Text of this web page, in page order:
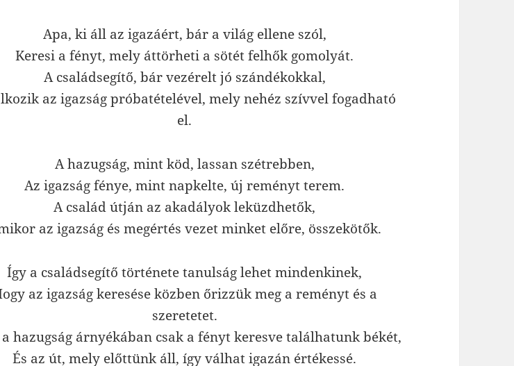
Apa, ki áll az igazáért, bár a világ ellene szól,
Keresi a fényt, mely áttörheti a sötét felhők gomolyát.
A családsegítő, bár vezérelt jó szándékokkal,
az igazság próbatételével, mely nehéz szívvel fogadható
el.
A hazugság, mint köd, lassan szétrebben,
Az igazság fénye, mint napkelte, új reményt terem.
A család útján az akadályok leküzdhetők,
az igazság és megértés vezet minket előre, összekötők.
Így a családsegítő története tanulság lehet mindenkinek,
az igazság keresése közben őrizzük meg a reményt és a
szeretetet.
hazugság árnyékában csak a fényt keresve találhatunk békét,
És az út, mely előttünk áll, így válhat igazán értékessé.